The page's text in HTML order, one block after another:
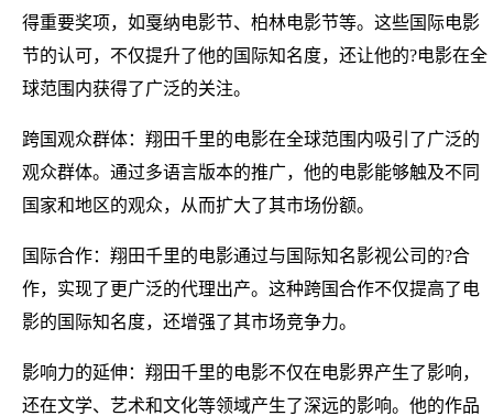
得重要奖项，如戛纳电影节、柏林电影节等。这些国际电影
节的认可，不仅提升了他的国际知名度，还让他的?电影在全
球范围内获得了广泛的关注。
跨国观众群体：翔田千里的电影在全球范围内吸引了广泛的
观众群体。通过多语言版本的推广，他的电影能够触及不同
国家和地区的观众，从而扩大了其市场份额。
国际合作：翔田千里的电影通过与国际知名影视公司的?合
作，实现了更广泛的代理出产。这种跨国合作不仅提高了电
影的国际知名度，还增强了其市场竞争力。
影响力的延伸：翔田千里的电影不仅在电影界产生了影响，
还在文学、艺术和文化等领域产生了深远的影响。他的作品